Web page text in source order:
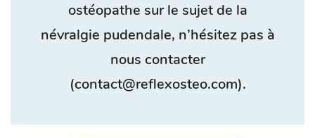
ostéopathe sur le sujet de la
névralgie pudendale, n’hésitez pas à
nous contacter
(contact@reflexosteo.com).